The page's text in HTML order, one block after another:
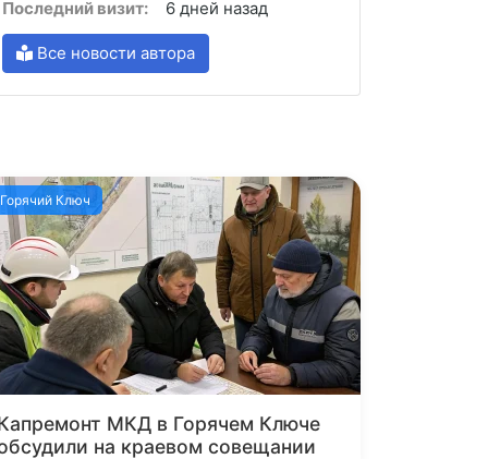
Последний визит:
6 дней назад
Все новости автора
Горячий Ключ
МКД в Горячем Ключе
на краевом совещании